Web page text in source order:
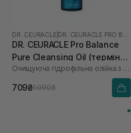
DR. CEURACLE
DR. CEURACLE Pro Balance
Pure Cleansing Oil (термін
до 01.27р.) 155 мл
Очищуюча гідрофільна олійка з пробіотиками
709₴1 090₴